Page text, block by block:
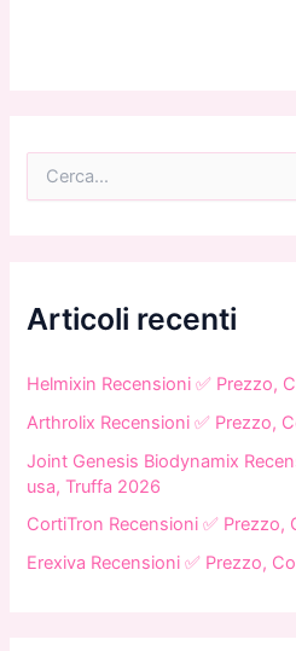
Articoli recenti
Helmixin Recensioni ✅ Prezzo,
Arthrolix Recensioni ✅ Prezzo,
Joint Genesis Biodynamix
usa, Truffa 2026
CortiTron Recensioni ✅ Prezzo,
Erexiva Recensioni ✅ Prezzo,